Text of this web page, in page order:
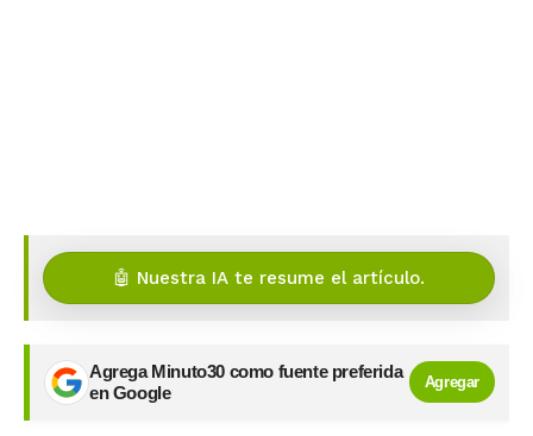
🤖 Nuestra IA te resume el artículo.
Agrega Minuto30 como fuente preferida
en Google
Agregar